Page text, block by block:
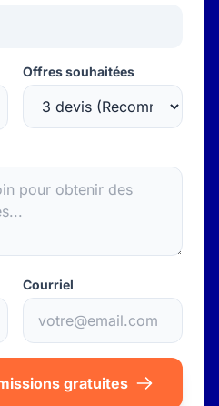
Offres souhaitées
Courriel
gratuites